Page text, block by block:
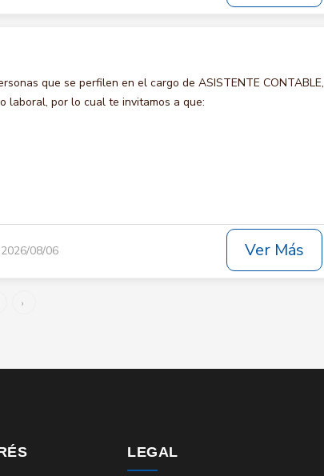
que se perfilen en el cargo de ASISTENTE CONTABLE,
laboral, por lo cual te invitamos a que:
2026/08/06 Ver Más
›
LEGAL